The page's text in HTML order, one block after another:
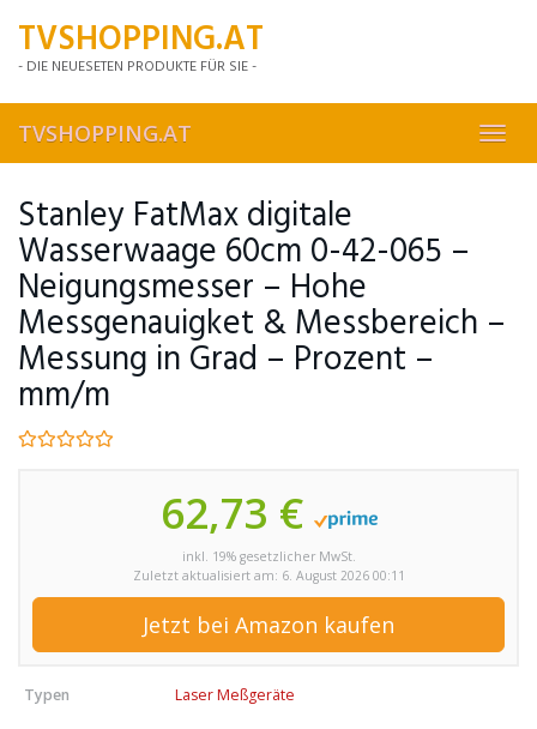
mainTVSHOPPING.AT
- DIE NEUESETEN PRODUKTE FÜR SIE -
TVSHOPPING.AT
Stanley FatMax digitale
Wasserwaage 60cm 0-42-065 –
Neigungsmesser – Hohe
Messgenauigket & Messbereich –
Messung in Grad – Prozent –
mm/m
62,73 €
inkl. 19% gesetzlicher MwSt.
Zuletzt aktualisiert am: 6. August 2026 00:11
Jetzt bei Amazon kaufen
Typen Laser Meßgeräte